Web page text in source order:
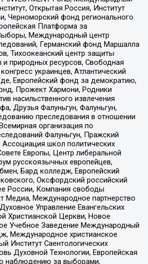
Открытая Россия, Институт
Черноморский фонд регионального
Платформа за
Международный центр
Германский фонд Маршалла
Тихоокеанский центр защиты
природных ресурсов, Свободная
украинцев, Атлантический
Европейский фонд за демократию,
Прожект Хармони, Родники
насильственного извлечения
Друзья Фалуньгун, Фалуньгун,
преследования в отношении
организация по
Фалуньгун, Пражский
Ассоциация школ политических
Европы, Центр либеральной
русскоязычных европейцев,
Бард колледж, Европейский
Оксфордский российский
России, Компания свободы
Медиа, Международное партнерство
Управление Евангельских
Христианской Церкви, Новое
Учебное Заведение Международный
Международное христианское
Институт Саентологических
Духовной Технологии, Европейская
наблюдению за выборами,